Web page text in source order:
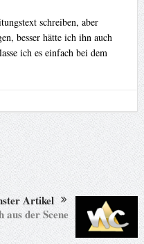
schreiben, aber
besser hätte ich ihn auch
ich es einfach bei dem
Artikel
aus der Scene